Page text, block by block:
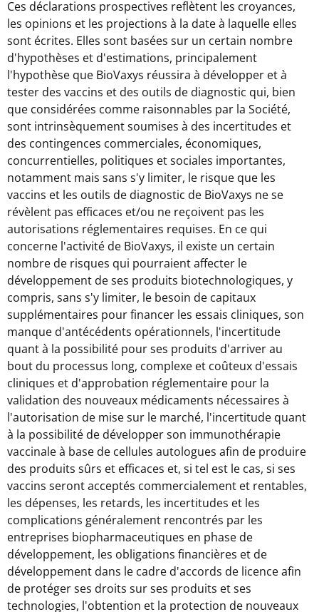
Ces déclarations prospectives reflètent les croyances,
les opinions et les projections à la date à laquelle elles
sont écrites. Elles sont basées sur un certain nombre
d'hypothèses et d'estimations, principalement
l'hypothèse que BioVaxys réussira à développer et à
tester des vaccins et des outils de diagnostic qui, bien
que considérées comme raisonnables par la Société,
sont intrinsèquement soumises à des incertitudes et
des contingences commerciales, économiques,
concurrentielles, politiques et sociales importantes,
notamment mais sans s'y limiter, le risque que les
vaccins et les outils de diagnostic de BioVaxys ne se
révèlent pas efficaces et/ou ne reçoivent pas les
autorisations réglementaires requises. En ce qui
concerne l'activité de BioVaxys, il existe un certain
nombre de risques qui pourraient affecter le
développement de ses produits biotechnologiques, y
compris, sans s'y limiter, le besoin de capitaux
supplémentaires pour financer les essais cliniques, son
manque d'antécédents opérationnels, l'incertitude
quant à la possibilité pour ses produits d'arriver au
bout du processus long, complexe et coûteux d'essais
cliniques et d'approbation réglementaire pour la
validation des nouveaux médicaments nécessaires à
l'autorisation de mise sur le marché, l'incertitude quant
à la possibilité de développer son immunothérapie
vaccinale à base de cellules autologues afin de produire
des produits sûrs et efficaces et, si tel est le cas, si ses
vaccins seront acceptés commercialement et rentables,
les dépenses, les retards, les incertitudes et les
complications généralement rencontrés par les
entreprises biopharmaceutiques en phase de
développement, les obligations financières et de
développement dans le cadre d'accords de licence afin
de protéger ses droits sur ses produits et ses
technologies, l'obtention et la protection de nouveaux